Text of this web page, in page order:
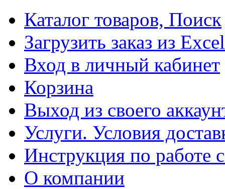
Каталог товаров, Поиск
Загрузить заказ из Excel
Вход в личный кабинет
Корзина
Выход из своего
Услуги. Условия
Инструкция по работе
О компании